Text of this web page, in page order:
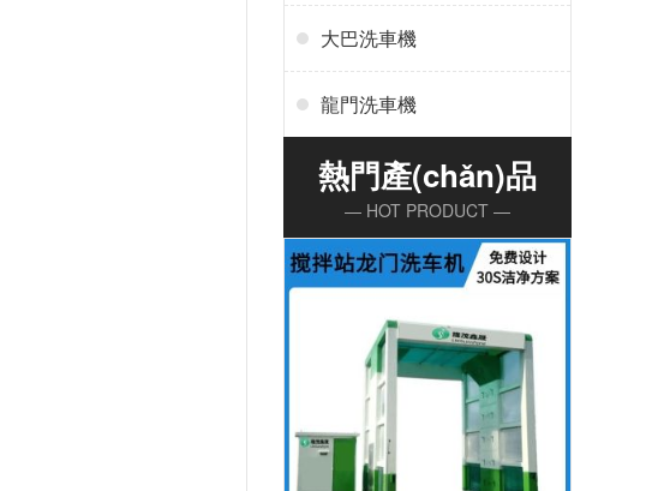
大巴洗車機
龍門洗車機
熱門產(chǎn)品
— HOT PRODUCT —